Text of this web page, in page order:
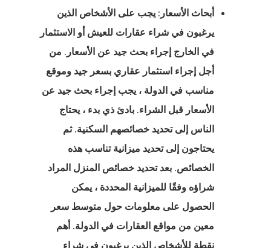
أبحاث الأسعار: يجب على الأشخاص الذين
يرغبون في شراء عقارات للعيش أو الاستثمار
في الخارج إجراء بحث جيد عن الأسعار. من
أجل إجراء استثمار عقاري بسعر جيد وموقع
مناسب في الدولة ، يجب إجراء بحث جيد عن
الأسعار قبل الشراء. بادئ ذي بدء ، يحتاج
الناس إلى تحديد خصائصهم السكنية. ثم
يحتاجون إلى تحديد ميزانية تناسب هذه
الخصائص. بعد تحديد خصائص المنزل المراد
شراؤه وفقًا للميزانية المحددة ، يمكن
الحصول على معلومات حول متوسط سعر
معين من مواقع العقارات في الدولة. أهم
نقطة للأشخاص الذين يرغبون في شراء
استشارية
وتصريح
في الاتحاد
العامة لحماية
الإخبارية
المستثمر
الإستوني